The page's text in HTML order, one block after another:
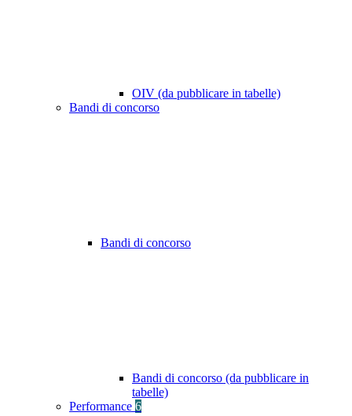
OIV (da pubblicare in tabelle)
Bandi di concorso
Bandi di concorso
Bandi di concorso (da pubblicare in
tabelle)
Performance 6